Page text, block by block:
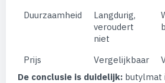
Duurzaamheid
Langdurig,
veroudert
niet
Prijs Vergelijkbaar
De conclusie is duidelijk: butylmat